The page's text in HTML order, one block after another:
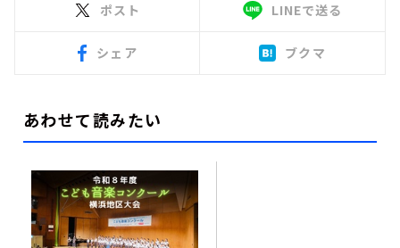
ポスト LINEで送る
シェア ブクマ
あわせて読みたい